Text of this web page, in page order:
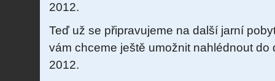
2012.
Teď už se připravujeme na další jarní
vám chceme ještě umožnit nahlédnout do
2012.